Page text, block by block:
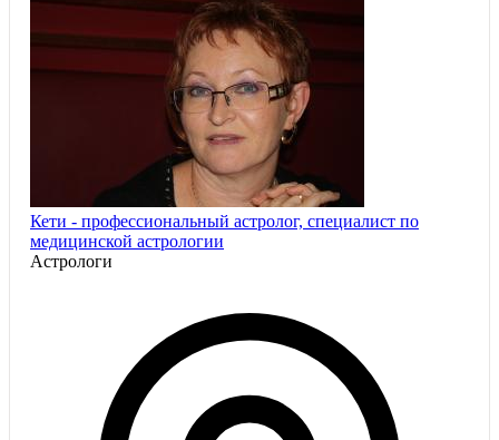
Кети - профессиональный астролог, специалист по
медицинской астрологии
Астрологи